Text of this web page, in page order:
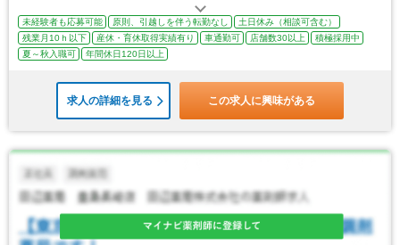
未経験者も応募可能 原則、引越しを伴う転勤なし
土日休み（相談可含む）
残業月10ｈ以下
産休・育休取得実績有り 車通勤可 店舗数30以上
積極採用中
夏～秋入職可
年間休日120日以上
求人の詳細を見る この求人に興味がある